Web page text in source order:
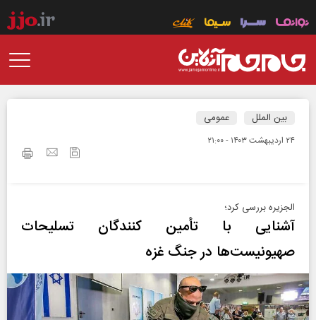
بین الملل عمومی
۲۴ ارديبهشت ۱۴۰۳ - ۲۱:۰۰
الجزیره بررسی کرد؛
آشنایی با تأمین کنندگان تسلیحات
صهیونیست‌ها در جنگ غزه